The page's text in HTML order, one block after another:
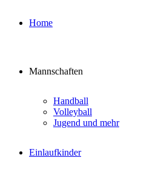
Home
Mannschaften
Handball
Volleyball
Jugend und mehr
Einlaufkinder